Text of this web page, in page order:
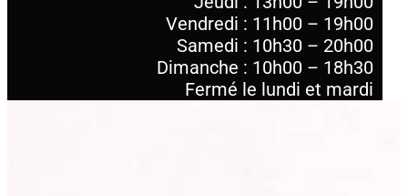
Vendredi : 11h00 – 19h00
Samedi : 10h30 – 20h00
Dimanche : 10h00 – 18h30
Fermé le lundi et mardi